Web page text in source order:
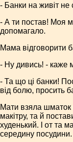
- Банки на живіт не
- А ти постав! Моя
допомагало.
Мама відговорити
- Ну дивись! - каже
- Та що ці банки!
від болю, просить
Мати взяла шматок
макітру, та й
худенький. І от та
середину